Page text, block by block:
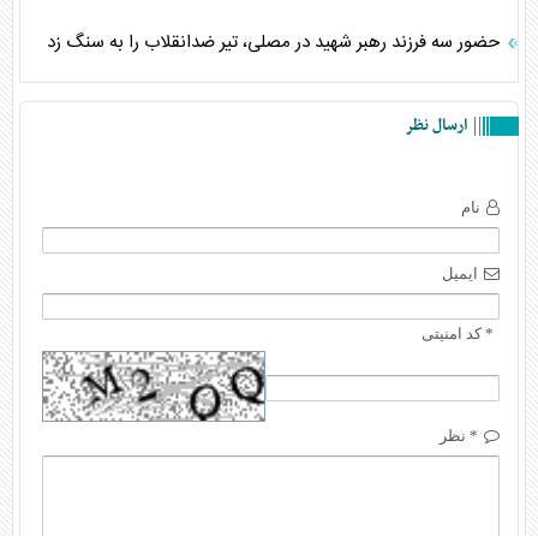
حضور سه فرزند رهبر شهید در مصلی، تیر ضدانقلاب را به سنگ زد
ارسال نظر
نام
ایمیل
* کد امنیتی
* نظر